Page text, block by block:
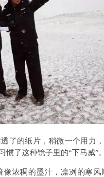
了的纸片，稍微一个用力
了这种镜子里的“下马威”。
像浓稠的墨汁，凛冽的寒